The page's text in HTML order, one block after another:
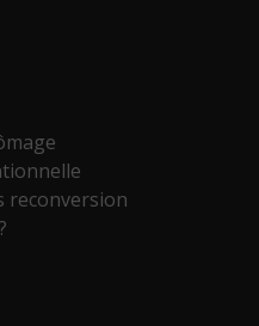
reconversion